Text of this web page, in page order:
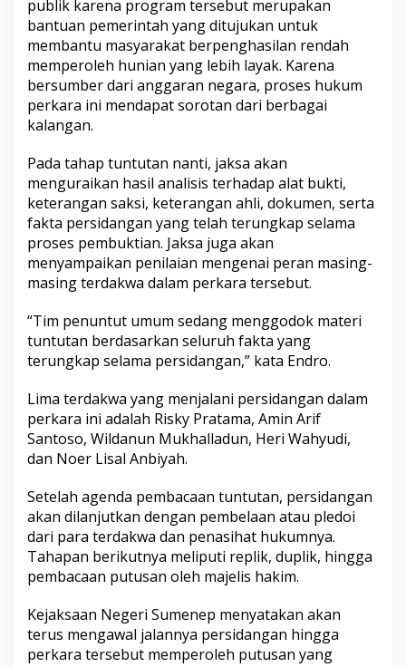
publik karena program tersebut merupakan
bantuan pemerintah yang ditujukan untuk
membantu masyarakat berpenghasilan rendah
memperoleh hunian yang lebih layak. Karena
bersumber dari anggaran negara, proses hukum
perkara ini mendapat sorotan dari berbagai
kalangan.
Pada tahap tuntutan nanti, jaksa akan
menguraikan hasil analisis terhadap alat bukti,
keterangan saksi, keterangan ahli, dokumen, serta
fakta persidangan yang telah terungkap selama
proses pembuktian. Jaksa juga akan
menyampaikan penilaian mengenai peran masing-
masing terdakwa dalam perkara tersebut.
“Tim penuntut umum sedang menggodok materi
tuntutan berdasarkan seluruh fakta yang
terungkap selama persidangan,” kata Endro.
Lima terdakwa yang menjalani persidangan dalam
perkara ini adalah Risky Pratama, Amin Arif
Santoso, Wildanun Mukhalladun, Heri Wahyudi,
dan Noer Lisal Anbiyah.
Setelah agenda pembacaan tuntutan, persidangan
akan dilanjutkan dengan pembelaan atau pledoi
dari para terdakwa dan penasihat hukumnya.
Tahapan berikutnya meliputi replik, duplik, hingga
pembacaan putusan oleh majelis hakim.
Kejaksaan Negeri Sumenep menyatakan akan
terus mengawal jalannya persidangan hingga
perkara tersebut memperoleh putusan yang